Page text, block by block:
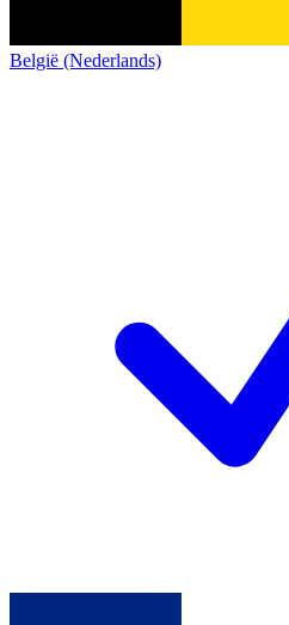
België (Nederlands)